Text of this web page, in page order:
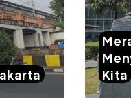
Kita